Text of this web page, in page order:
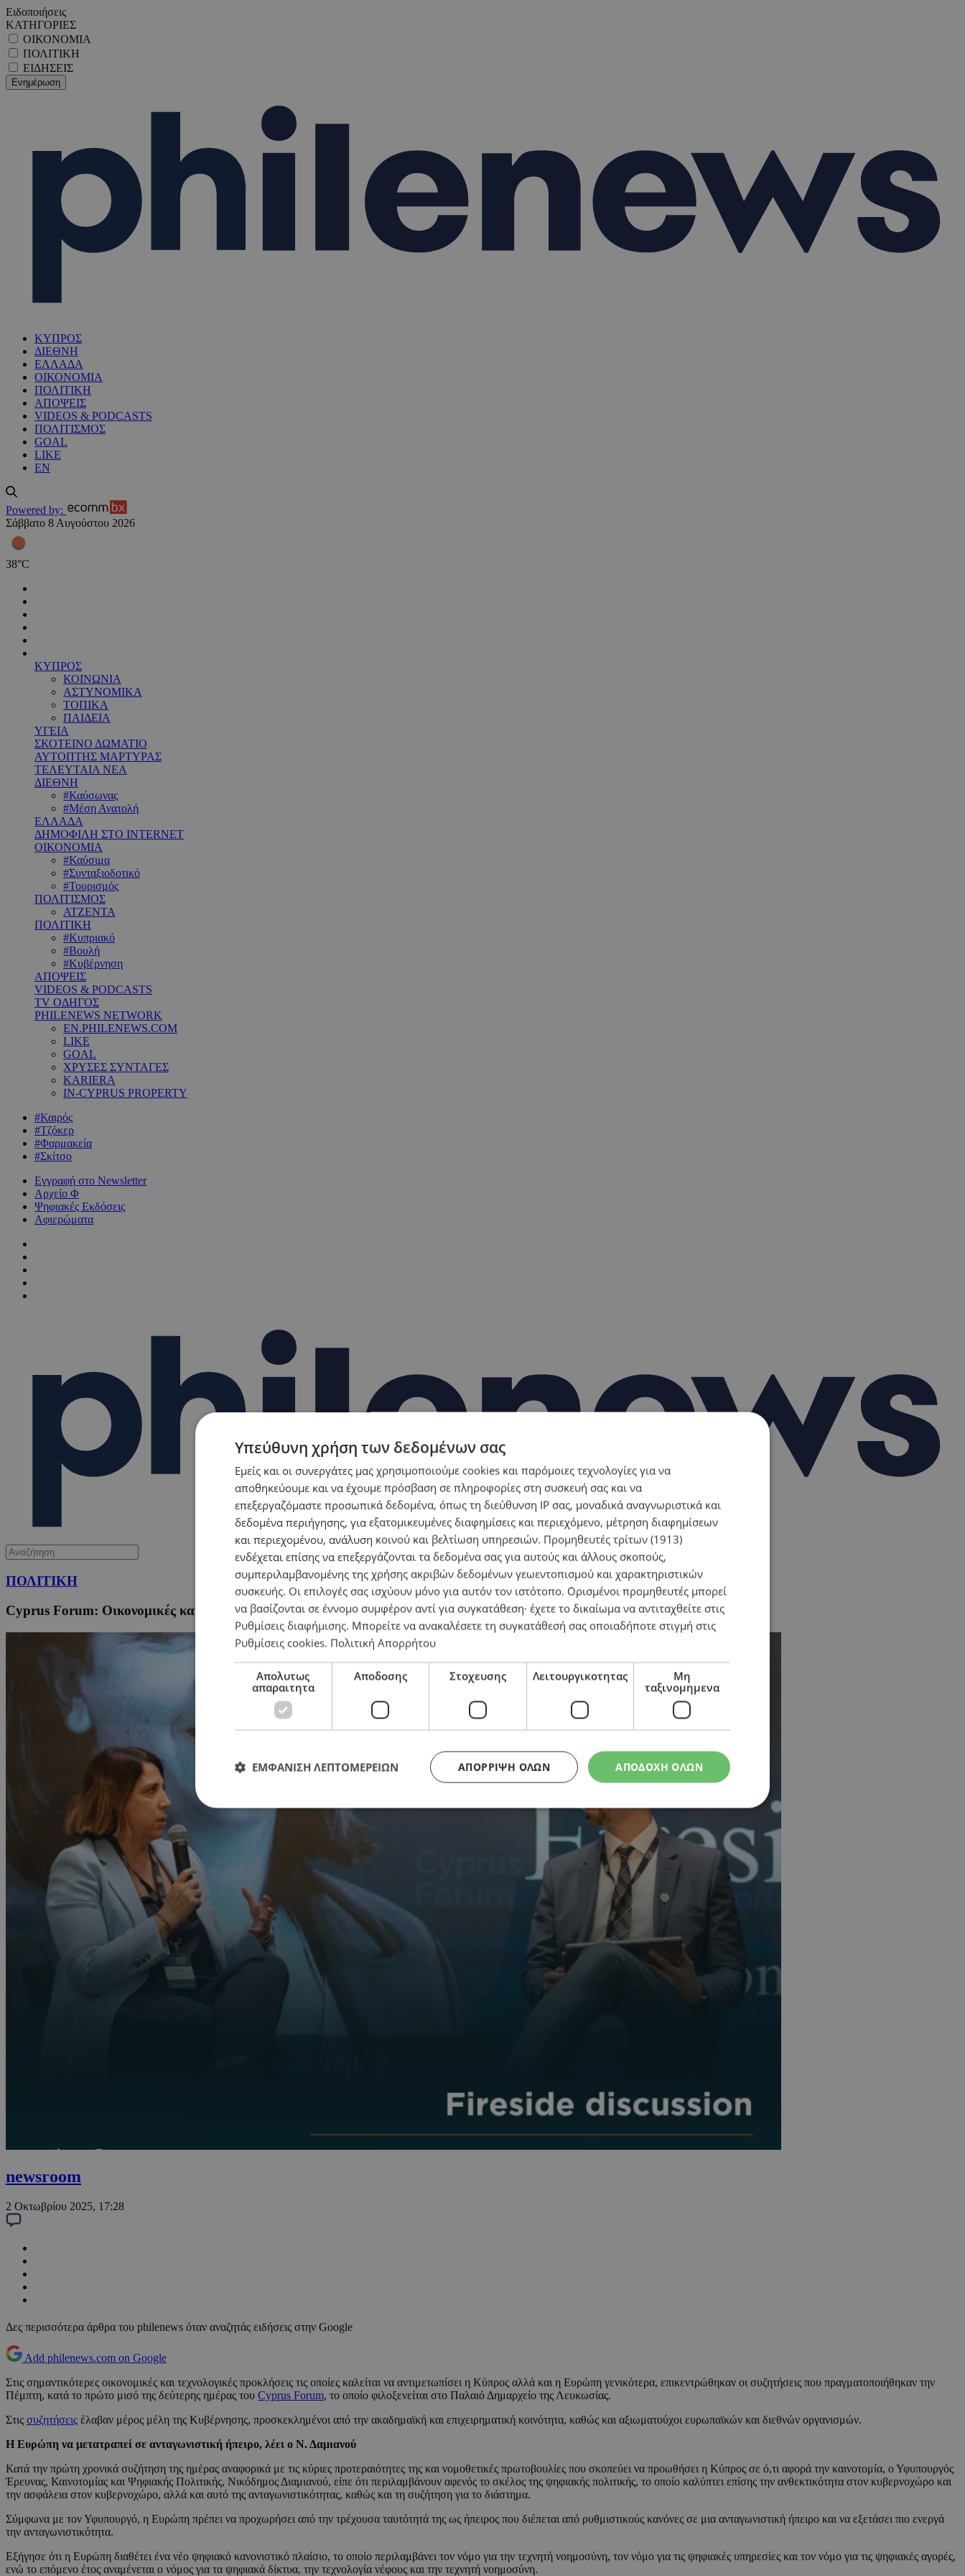
Ειδοποιήσεις
ΚΑΤΗΓΟΡΙΕΣ
ΟΙΚΟΝΟΜΙΑ
ΠΟΛΙΤΙΚΗ
ΕΙΔΗΣΕΙΣ
ΚΥΠΡΟΣ
ΔΙΕΘΝΗ
ΕΛΛΑΔΑ
ΟΙΚΟΝΟΜΙΑ
ΠΟΛΙΤΙΚΗ
ΑΠΟΨΕΙΣ
VIDEOS & PODCASTS
ΠΟΛΙΤΙΣΜΟΣ
GOAL
LIKE
EN
Powered by:
Σάββατο 8 Αυγούστου 2026
38°C
ΚΥΠΡΟΣ
ΚΟΙΝΩΝΙΑ
ΑΣΤΥΝΟΜΙΚΑ
ΤΟΠΙΚΑ
ΠΑΙΔΕΙΑ
ΥΓΕΙΑ
ΣΚΟΤΕΙΝΟ ΔΩΜΑΤΙΟ
ΑΥΤΟΠΤΗΣ ΜΑΡΤΥΡΑΣ
ΤΕΛΕΥΤΑΙΑ ΝΕΑ
ΔΙΕΘΝΗ
#Καύσωνας
#Μέση Ανατολή
ΕΛΛΑΔΑ
ΔΗΜΟΦΙΛΗ ΣΤΟ INTERNET
ΟΙΚΟΝΟΜΙΑ
#Καύσιμα
#Συνταξιοδοτικό
#Τουρισμός
ΠΟΛΙΤΙΣΜΟΣ
ΑΤΖΕΝΤΑ
ΠΟΛΙΤΙΚΗ
#Κυπριακό
#Βουλή
#Κυβέρνηση
ΑΠΟΨΕΙΣ
VIDEOS & PODCASTS
TV ΟΔΗΓΟΣ
PHILENEWS NETWORK
EN.PHILENEWS.COM
LIKE
GOAL
ΧΡΥΣΕΣ ΣΥΝΤΑΓΕΣ
KARIERA
IN-CYPRUS PROPERTY
#Καιρός
#Τζόκερ
#Φαρμακεία
#Σκίτσο
Εγγραφή στο Newsletter
Αρχείο Φ
Ψηφιακές Εκδόσεις
Αφιερώματα
ΠΟΛΙΤΙΚΗ
Cyprus Forum: Οικονομικές και τεχνολογικές προκλήσεις για Κύπρο-ΕΕ
newsroom
2 Οκτωβρίου 2025, 17:28
Δες περισσότερα άρθρα του philenews όταν αναζητάς ειδήσεις στην Google
Add philenews.com on Google
Στις σημαντικότερες οικονομικές και τεχνολογικές προκλήσεις τις οποίες καλείται να αντιμετωπίσει η Κύπρος αλλά και η Ευρώπη γενικότερα, επικεντρώθηκαν οι συζητήσεις που πραγματοποιήθηκαν την
Πέμπτη, κατά το πρώτο μισό της δεύτερης ημέρας του Cyprus Forum, το οποίο φιλοξενείται στο Παλαιό Δημαρχείο της Λευκωσίας.
Στις συζητήσεις έλαβαν μέρος μέλη της Κυβέρνησης, προσκεκλημένοι από την ακαδημαϊκή και επιχειρηματική κοινότητα, καθώς και αξιωματούχοι ευρωπαϊκών και διεθνών οργανισμών.
Η Ευρώπη να μετατραπεί σε ανταγωνιστική ήπειρο, λέει ο Ν. Δαμιανού
Κατά την πρώτη χρονικά συζήτηση της ημέρας αναφορικά με τις κύριες προτεραιότητες της και νομοθετικές πρωτοβουλίες που σκοπεύει να προωθήσει η Κύπρος σε ό,τι αφορά την καινοτομία, ο Υφυπουργός
Έρευνας, Καινοτομίας και Ψηφιακής Πολιτικής, Νικόδημος Διαμιανού, είπε ότι περιλαμβάνουν αφενός το σκέλος της ψηφιακής πολιτικής, το οποίο καλύπτει επίσης την ανθεκτικότητα στον κυβερνοχώρο και
την ασφάλεια στον κυβερνοχώρο, αλλά και αυτό της ανταγωνιστικότητας, καθώς και τη συζήτηση για το διάστημα.
Σύμφωνα με τον Υφυπουργό, η Ευρώπη πρέπει να προχωρήσει από την τρέχουσα ταυτότητά της ως ήπειρος που διέπεται από ρυθμιστικούς κανόνες σε μια ανταγωνιστική ήπειρο και να εξετάσει πιο ενεργά
την ανταγωνιστικότητα.
Εξήγησε ότι η Ευρώπη διαθέτει ένα νέο ψηφιακό κανονιστικό πλαίσιο, το οποίο περιλαμβάνει τον νόμο για την τεχνητή νοημοσύνη, τον νόμο για τις ψηφιακές υπηρεσίες και τον νόμο για τις ψηφιακές αγορές,
ενώ το επόμενο έτος αναμένεται ο νόμος για τα ψηφιακά δίκτυα, την τεχνολογία νέφους και την τεχνητή νοημοσύνη.
Υπεύθυνη χρήση των δεδομένων σας
Εμείς και οι συνεργάτες μας χρησιμοποιούμε cookies και παρόμοιες τεχνολογίες για να
αποθηκεύουμε και να έχουμε πρόσβαση σε πληροφορίες στη συσκευή σας και να
επεξεργαζόμαστε προσωπικά δεδομένα, όπως τη διεύθυνση IP σας, μοναδικά αναγνωριστικά και
δεδομένα περιήγησης, για εξατομικευμένες διαφημίσεις και περιεχόμενο, μέτρηση διαφημίσεων
και περιεχομένου, ανάλυση κοινού και βελτίωση υπηρεσιών. Προμηθευτές τρίτων (1913)
ενδέχεται επίσης να επεξεργάζονται τα δεδομένα σας για αυτούς και άλλους σκοπούς,
συμπεριλαμβανομένης της χρήσης ακριβών δεδομένων γεωεντοπισμού και χαρακτηριστικών
συσκευής. Οι επιλογές σας ισχύουν μόνο για αυτόν τον ιστότοπο. Ορισμένοι προμηθευτές μπορεί
να βασίζονται σε έννομο συμφέρον αντί για συγκατάθεση· έχετε το δικαίωμα να αντιταχθείτε στις
Ρυθμίσεις διαφήμισης. Μπορείτε να ανακαλέσετε τη συγκατάθεσή σας οποιαδήποτε στιγμή στις
Ρυθμίσεις cookies. Πολιτική Απορρήτου
Απολυτως
απαραιτητα
Αποδοσης Στοχευσης Λειτουργικοτητας
Μη
ταξινομημενα
ΑΠΟΔΟΧΗ ΟΛΩΝ
ΑΠΌΡΡΙΨΗ ΌΛΩΝ
ΕΜΦΑΝΙΣΗ ΛΕΠΤΟΜΕΡΕΙΩΝ